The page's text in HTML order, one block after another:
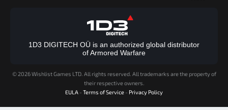
1D3 DIGITECH OÜ is an authorized global distributor
of Armored Warfare
© 2026 Wishlist Games LTD. All rights reserved. All trademarks are the property of
their respective owners.
EULA - Terms of Service - Privacy Policy